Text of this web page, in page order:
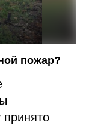
пожар?
принято